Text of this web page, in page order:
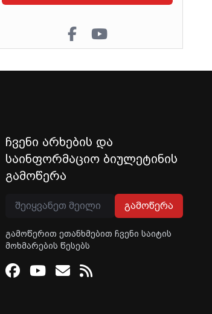
ჩვენი არხების და
საინფორმაციო ბიულეტინის
გამოწერა
გამოწერა
გამოწერით ეთანხმებით ჩვენი საიტის
მოხმარების წესებს
Facebook
Youtube
Email
RSS